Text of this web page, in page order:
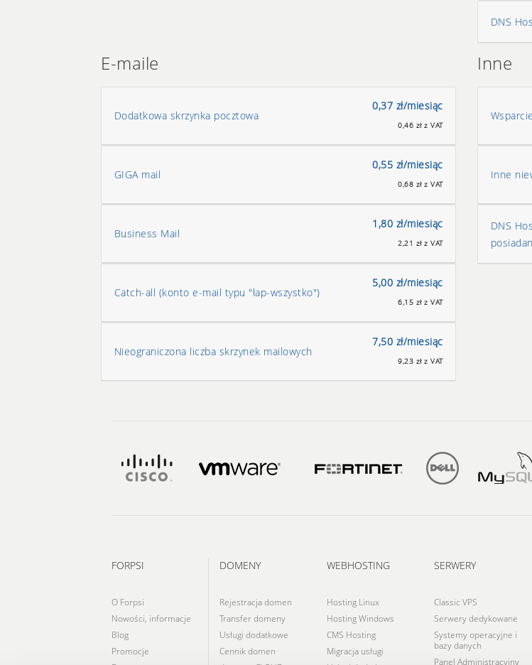
DNS
E-maile
Dodatkowa skrzynka pocztowa
0,37 zł/miesiąc
0,46 zł z VAT
GIGA mail
0,55 zł/miesiąc
0,68 zł z VAT
Business Mail
1,80 zł/miesiąc
2,21 zł z VAT
Catch-all (konto e-mail typu "łap-wszystko")
5,00 zł/miesiąc
6,15 zł z VAT
Nieograniczona liczba skrzynek mailowych
7,50 zł/miesiąc
9,23 zł z VAT
Inne
Inne
DNS
FORPSI
O Forpsi
Nowości, informacje
Blog
Promocje
DOMENY
Rejestracja domen
Transfer domeny
Usługi dodatkowe
Cennik domen
WEBHOSTING
Hosting Linux
Hosting Windows
CMS Hosting
Migracja usługi
SERWERY
Classic VPS
Serwery dedykowane
Systemy operacyjne i
bazy danych
Panel Administracyjny